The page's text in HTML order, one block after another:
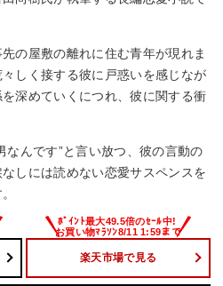
の屋敷の離れに住む青年が現れま
しく接する彼に戸惑いを感じなが
深めていくにつれ、彼に関する衝
なんです”と言い放つ、彼の言動の
しには読めない恋愛サスペンスを
楽天市場で見る